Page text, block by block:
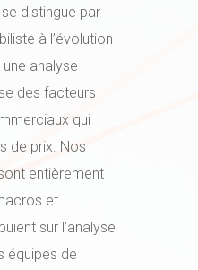
distingue par
à l’évolution
analyse
des facteurs
qui
de prix. Nos
entièrement
et
sur l’analyse
équipes de